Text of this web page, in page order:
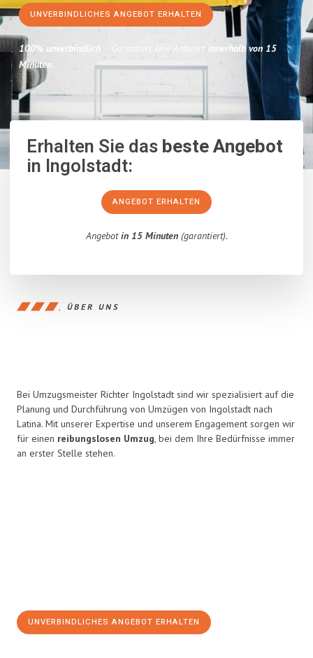
UNVERBINDLICHES ANGEBOT ERHALTEN
100% unverbindlich – Garantiert eine Antwort innerhalb von 15
Minuten.
Erhalten Sie dasbeste Angebot
in Ingolstadt:
ANGEBOT ERHALTEN
Angebotin 15 Minuten(garantiert).
ÜBER UNS
Bei Umzugsmeister Richter Ingolstadt sind wir spezialisiert auf die
Planung und Durchführung von Umzügen von Ingolstadt nach
Latina. Mit unserer Expertise und unserem Engagement sorgen wir
für einen reibungslosen Umzug, bei dem Ihre Bedürfnisse immer
an erster Stelle stehen.
UNVERBINDLICHES ANGEBOT ERHALTEN